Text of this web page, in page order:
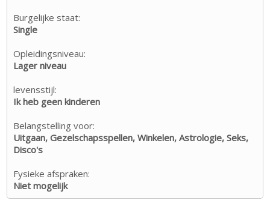
Burgelijke staat:
Single
Opleidingsniveau:
Lager niveau
levensstijl:
Ik heb geen kinderen
Belangstelling voor:
Uitgaan, Gezelschapsspellen, Winkelen, Astrologie, Seks,
Disco's
Fysieke afspraken:
Niet mogelijk